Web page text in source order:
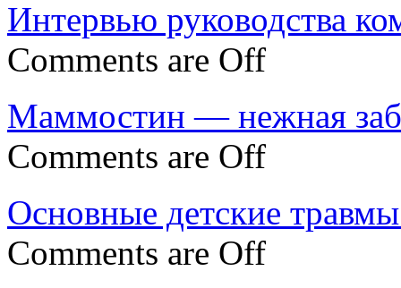
Интервью руководства
Comments are Off
Маммостин — нежная
Comments are Off
Основные детские
Comments are Off